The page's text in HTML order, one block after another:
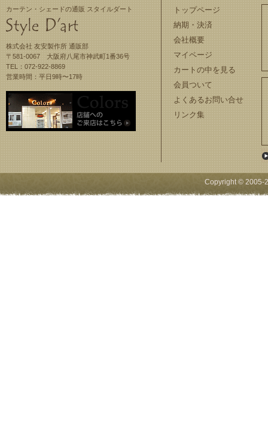
カーテン・シェードの通販 スタイルダート
株式会社 友安製作所 通販部
〒581-0067 大阪府八尾市神武町1番36号
TEL：072-922-8869
営業時間：平日9時〜17時
トップページ
納期・決済
会社概要
マイページ
カートの中を見る
会員ついて
よくあるお問い合せ
リンク集
Copyright © 2005-